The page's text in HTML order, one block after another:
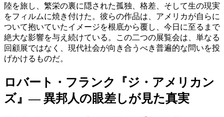
陸を旅し、繁栄の裏に隠された孤独、格差、そして生の現実
をフィルムに焼き付けた。彼らの作品は、アメリカが自らに
ついて抱いていたイメージを根底から覆し、今日に至るまで
絶大な影響を与え続けている。この二つの展覧会は、単なる
回顧展ではなく、現代社会が向き合うべき普遍的な問いを投
げかけるものだ。
ロバート・フランク『ジ・アメリカン
ズ』— 異邦人の眼差しが見た真実